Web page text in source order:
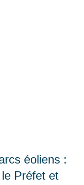
éoliens :
Préfet et